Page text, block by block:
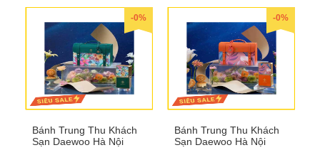
-0%
Bánh Trung Thu Khách
Sạn Daewoo Hà Nội
-0%
Bánh Trung Thu Khách
Sạn Daewoo Hà Nội